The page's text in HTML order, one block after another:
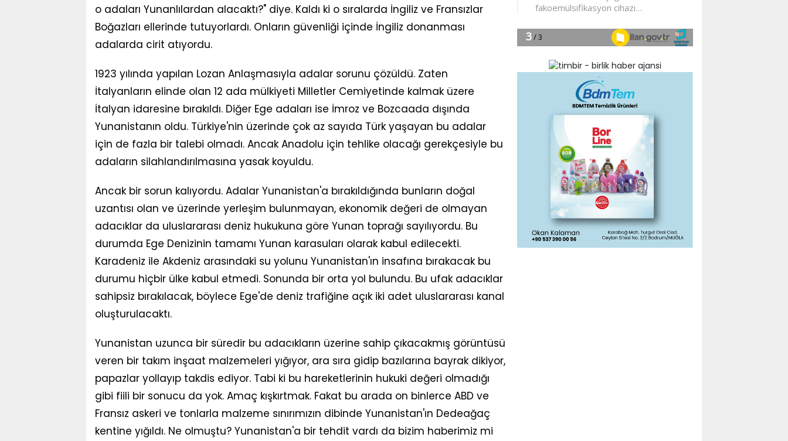
o adaları Yunanlılardan alacaktı?" diye. Kaldı ki o sıralarda İngiliz ve Fransızlar
Boğazları ellerinde tutuyorlardı. Onların güvenliği içinde İngiliz donanması
adalarda cirit atıyordu.
1923 yılında yapılan Lozan Anlaşmasıyla adalar sorunu çözüldü. Zaten
İtalyanların elinde olan 12 ada mülkiyeti Milletler Cemiyetinde kalmak üzere
İtalyan idaresine bırakıldı. Diğer Ege adaları ise İmroz ve Bozcaada dışında
Yunanistanın oldu. Türkiye'nin üzerinde çok az sayıda Türk yaşayan bu adalar
için de fazla bir talebi olmadı. Ancak Anadolu için tehlike olacağı gerekçesiyle bu
adaların silahlandırılmasına yasak koyuldu.
Ancak bir sorun kalıyordu. Adalar Yunanistan'a bırakıldığında bunların doğal
uzantısı olan ve üzerinde yerleşim bulunmayan, ekonomik değeri de olmayan
adacıklar da uluslararası deniz hukukuna göre Yunan toprağı sayılıyordu. Bu
durumda Ege Denizinin tamamı Yunan karasuları olarak kabul edilecekti.
Karadeniz ile Akdeniz arasındaki su yolunu Yunanistan'ın insafına bırakacak bu
durumu hiçbir ülke kabul etmedi. Sonunda bir orta yol bulundu. Bu ufak adacıklar
sahipsiz bırakılacak, böylece Ege'de deniz trafiğine açık iki adet uluslararası kanal
oluşturulacaktı.
Yunanistan uzunca bir süredir bu adacıkların üzerine sahip çıkacakmış görüntüsü
veren bir takım inşaat malzemeleri yığıyor, ara sıra gidip bazılarına bayrak dikiyor,
papazlar yollayıp takdis ediyor. Tabi ki bu hareketlerinin hukuki değeri olmadığı
gibi fiili bir sonucu da yok. Amaç kışkırtmak. Fakat bu arada on binlerce ABD ve
Fransız askeri ve tonlarla malzeme sınırımızın dibinde Yunanistan'ın Dedeağaç
kentine yığıldı. Ne olmuştu? Yunanistan'a bir tehdit vardı da bizim haberimiz mi